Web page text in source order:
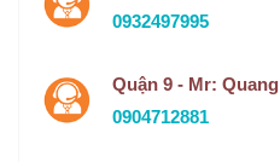
0932497995
Quận 9 - Mr: Quang
0904712881